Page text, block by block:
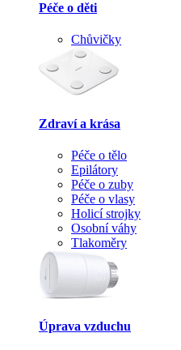
Péče o děti
Chůvičky
Zdraví a krása
Péče o tělo
Epilátory
Péče o zuby
Péče o vlasy
Holicí strojky
Osobní váhy
Tlakoměry
Úprava vzduchu